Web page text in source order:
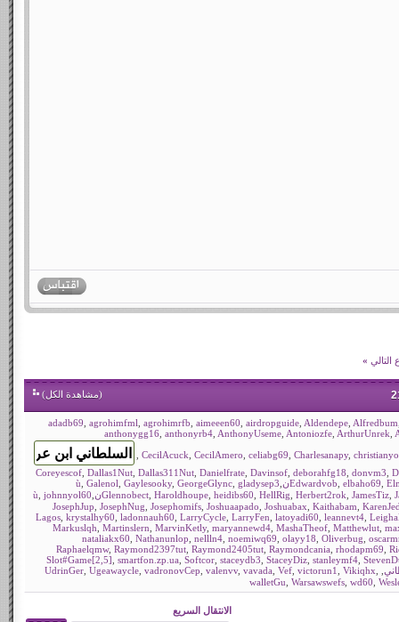
التالي »
(مشاهدة الكل)
adadb69 ,agrohimfml ,agrohimrfb ,aimeeen60 ,airdropguide Aldendepe Alfredbum
anthonygg16 ,anthonyrb4 AnthonyUseme Antoniozfe ArthurUnrek
,CecilAcuck ,CecilAmero ,celiabg69 ,Charlesanapy,
Coreyescof ,Dallas1Nut ,Dallas311Nut ,Danielfrate ,Davinsof ,deborahfg18 ,donvm3 ,
Edwardvob ,elbaho69 ,
,Galenol ,Gaylesooky,GeorgeGlync ,gladysep3 ,
Glennobect ,Haroldhoupe ,heidibs60 ,HellRig ,Herbert2rok ,JamesTiz ,
,johnnyol60 ,
JosephJup ,JosephNug ,Josephomifs ,Joshuaapado ,Joshuabax ,Kaithabam ,
Lagos ,krystalhy60 ,ladonnauh60 ,LarryCycle ,LarryFen ,latoyadi60 ,leannevt4 ,
Markuslqh ,Martinslern ,MarvinKetly,maryannewd4 ,MashaTheof ,Matthewlut ,
nataliakx60 ,Nathanunlop ,nellln4 ,noemiwq69 ,olayy18 ,Oliverbug ,
Raphaelqmw,Raymond2397tut ,Raymond2405tut ,Raymondcania ,rhodapm69 ,
Slot#Game[2,5] ,smartfon.zp.ua ,Softcor ,staceydb3 ,StaceyDiz ,stanleymf4 ,
,
UdrinGer ,Ugeawaycle ,vadronovCep ,valenvv,vavada ,Vef ,victorun1 ,Vikiqhx
walletGu ,Warsawswefs ,wd60 ,
الانتقال السريع